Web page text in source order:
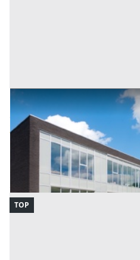
Negozio all'asta a Conselve
Conselve (Padova)
Offerta minima
21.000 € 28.000 €
Codice asta:3d5d9799
06/10/2026
TOP